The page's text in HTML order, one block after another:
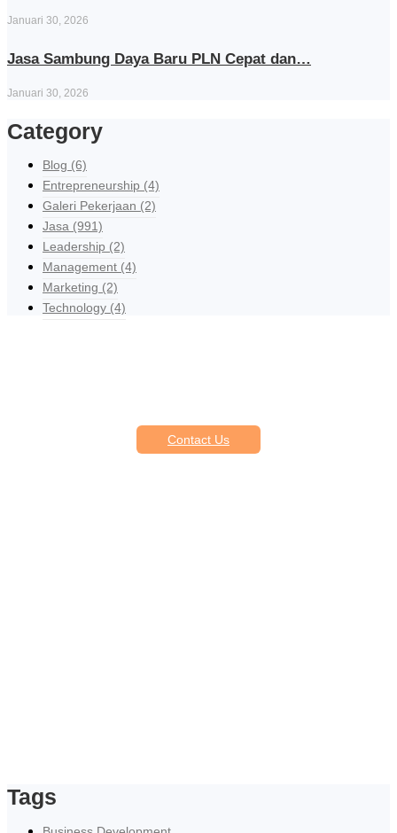
Januari 30, 2026
Jasa Sambung Daya Baru PLN Cepat dan…
Januari 30, 2026
Category
Blog (6)
Entrepreneurship (4)
Galeri Pekerjaan (2)
Jasa (991)
Leadership (2)
Management (4)
Marketing (2)
Technology (4)
Contact Us
Tags